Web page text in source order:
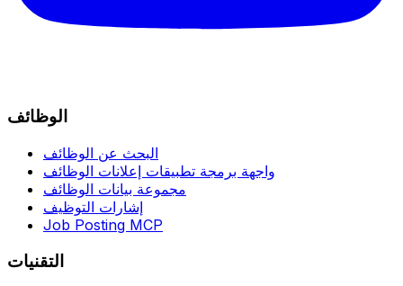
الوظائف
البحث عن الوظائف
واجهة برمجة تطبيقات إعلانات الوظائف
مجموعة بيانات الوظائف
إشارات التوظيف
Job Posting MCP
التقنيات